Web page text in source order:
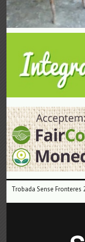
Trobada Sense Fronteres